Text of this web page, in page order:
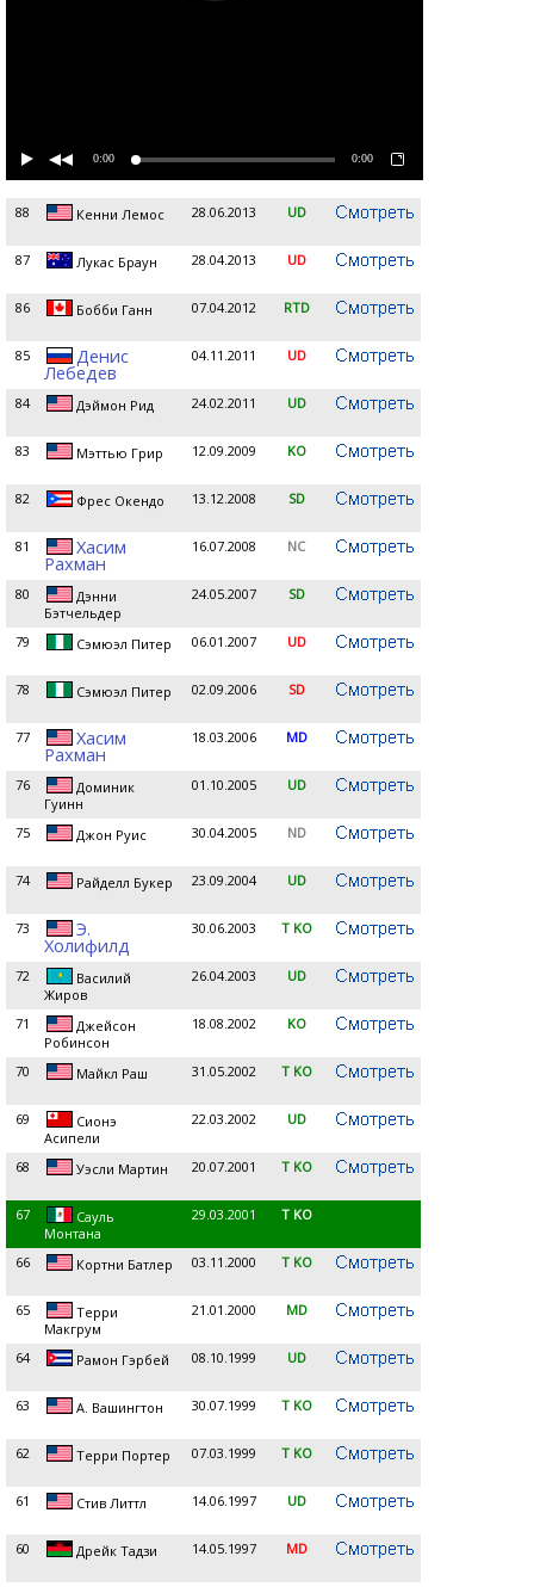
0:00 0:00
88 Кенни Лемос 28.06.2013 UD
87 Лукас Браун 28.04.2013 UD
86 Бобби Ганн 07.04.2012 RTD
85 Денис
Лебедев
04.11.2011 UD
84 Дэймон Рид 24.02.2011 UD
83 Мэттью Грир 12.09.2009 KO
82 Фрес Окендо 13.12.2008 SD
81 Хасим
Рахман
16.07.2008 NC
80
Дэнни
Бэтчельдер
24.05.2007 SD
79 Сэмюэл Питер 06.01.2007 UD
78 Сэмюэл Питер 02.09.2006 SD
77 Хасим
Рахман
18.03.2006 MD
76
Доминик
Гуинн
01.10.2005 UD
75 Джон Руис 30.04.2005 ND
74 Райделл Букер 23.09.2004 UD
73 Э.
Холифилд
30.06.2003 T KO
72
Василий
Жиров
26.04.2003 UD
71
Джейсон
Робинсон
18.08.2002 KO
70 Майкл Раш 31.05.2002 T KO
69
Сионэ
Асипели
22.03.2002 UD
68 Уэсли Мартин 20.07.2001 T KO
67
Сауль
Монтана
29.03.2001 T KO
66 Кортни Батлер 03.11.2000 T KO
65
Терри
Макгрум
21.01.2000 MD
64 Рамон Гэрбей 08.10.1999 UD
63 А. Вашингтон 30.07.1999 T KO
62 Терри Портер 07.03.1999 T KO
61 Стив Литтл 14.06.1997 UD
60 Дрейк Тадзи 14.05.1997 MD